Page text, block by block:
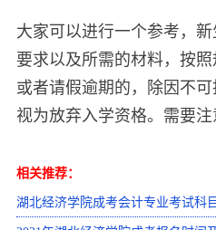
大家可以进行一个参考，
要求以及所需的材料，按
或者请假逾期的，除因不可
视为放弃入学资格。需要注
相关推荐：
湖北经济学院成考会计专业考试科